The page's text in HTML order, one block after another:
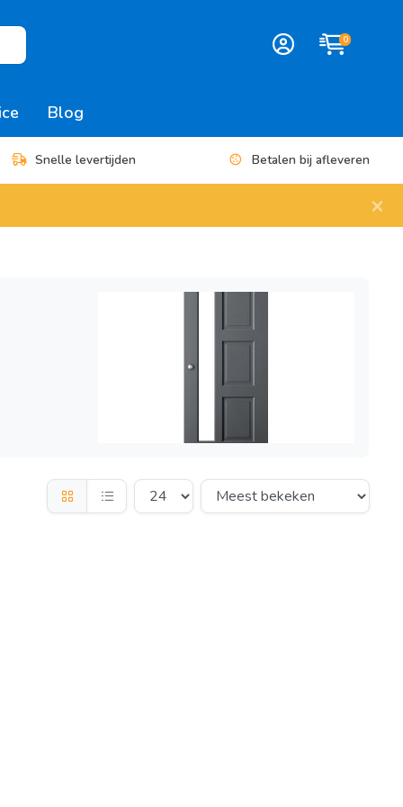
0
Blog
Snelle levertijden Betalen bij afleveren
×